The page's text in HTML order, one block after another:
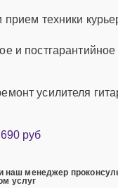
прием техники
и
усилителя
руб
наш менеджер
услуг